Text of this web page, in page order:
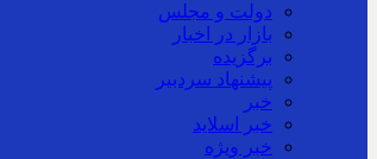
دولت و مجلس
بازار در اخبار
برگزیده
پیشنهاد سردبیر
خبر
خبر اسلايد
خبر ویژه